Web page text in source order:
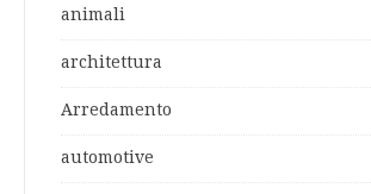
animali
architettura
Arredamento
automotive